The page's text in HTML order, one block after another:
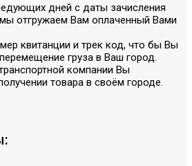
дней с даты зачисления
отгружаем Вам оплаченный Вами
квитанции и трек код, что бы Вы
груза в Ваш город.
компании Вы
товара в своём городе.